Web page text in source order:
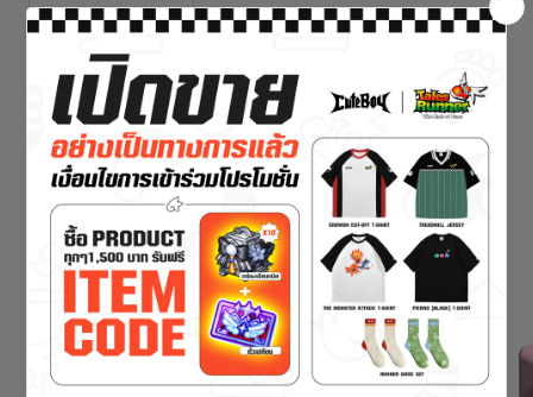
SIZE GUIDE
PRE-ORDER
- RECOMMENDED FOR YOU -